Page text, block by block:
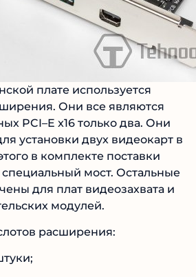
плате используется
Они все являются
PCI–E x16 только два. Они
установки двух видеокарт в
в комплекте поставки
специальный мост. Остальные
для плат видеозахвата и
модулей.
расширения: